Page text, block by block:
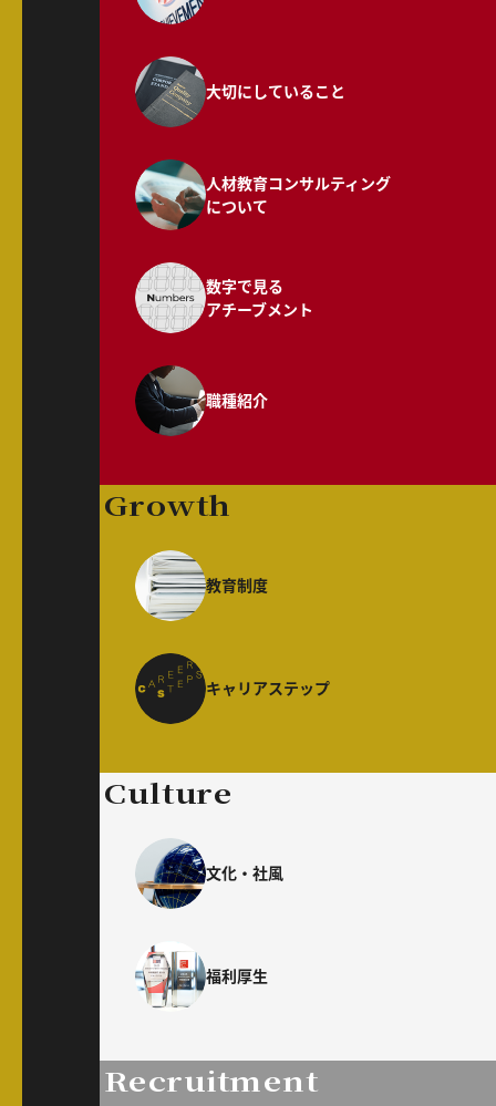
大切にしていること
人材教育コンサルティング
について
数字で見る
アチーブメント
職種紹介
Growth
教育制度
キャリアステップ
Culture
文化・社風
福利厚生
Recruitment